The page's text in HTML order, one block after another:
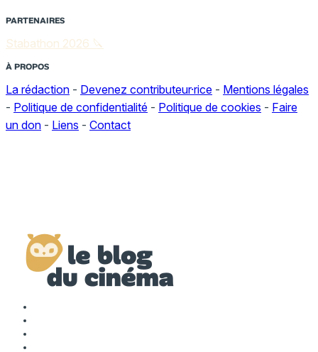
PARTENAIRES
Stabathon 2026 🔪
À PROPOS
La rédaction - Devenez contributeur·rice - Mentions légales
- Politique de confidentialité - Politique de cookies - Faire
un don - Liens - Contact